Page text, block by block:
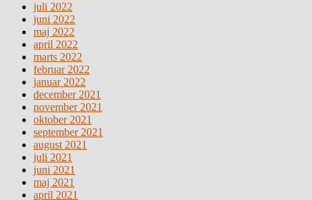
juli 2022
juni 2022
maj 2022
april 2022
marts 2022
februar 2022
januar 2022
december 2021
november 2021
oktober 2021
september 2021
august 2021
juli 2021
juni 2021
maj 2021
april 2021